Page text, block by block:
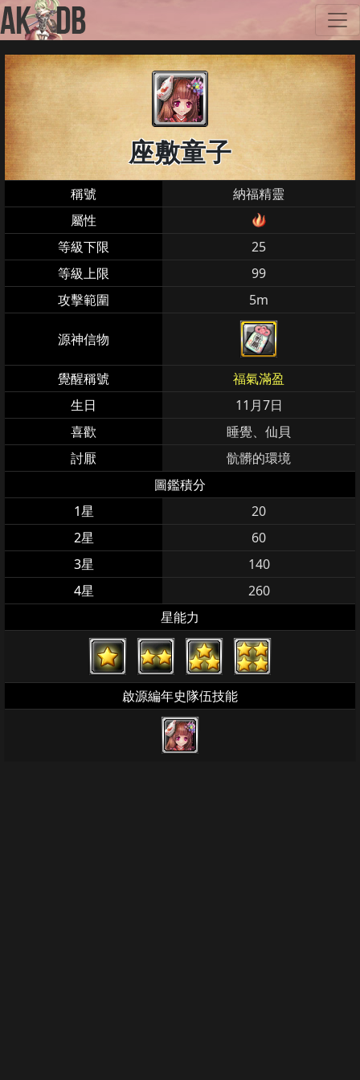
座敷童子
稱號
納福精靈
屬性
等級下限
25
等級上限
99
攻擊範圍
5m
源神信物
覺醒稱號
福氣滿盈
生日
11月7日
喜歡
睡覺、仙貝
討厭
骯髒的環境
圖鑑積分
1星
20
2星
60
3星
140
4星
260
星能力
啟源編年史隊伍技能